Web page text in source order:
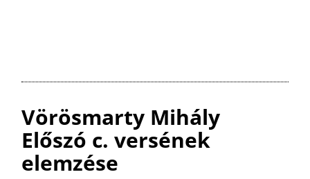
Vörösmarty Mihály
Előszó c. versének
elemzése